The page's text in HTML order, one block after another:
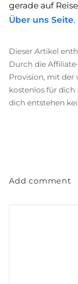
gerade auf
Über uns Seite.
Dieser Artikel
Durch die
Provision, mit der
kostenlos für
dich entstehen
Add comment